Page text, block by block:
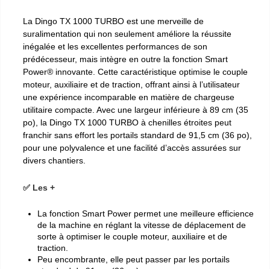
La Dingo TX 1000 TURBO est une merveille de
suralimentation qui non seulement améliore la réussite
inégalée et les excellentes performances de son
prédécesseur, mais intègre en outre la fonction Smart
Power® innovante. Cette caractéristique optimise le couple
moteur, auxiliaire et de traction, offrant ainsi à l’utilisateur
une expérience incomparable en matière de chargeuse
utilitaire compacte. Avec une largeur inférieure à 89 cm (35
po), la Dingo TX 1000 TURBO à chenilles étroites peut
franchir sans effort les portails standard de 91,5 cm (36 po),
pour une polyvalence et une facilité d’accès assurées sur
divers chantiers.
✅ Les +
La fonction Smart Power permet une meilleure efficience
de la machine en réglant la vitesse de déplacement de
sorte à optimiser le couple moteur, auxiliaire et de
traction.
Peu encombrante, elle peut passer par les portails